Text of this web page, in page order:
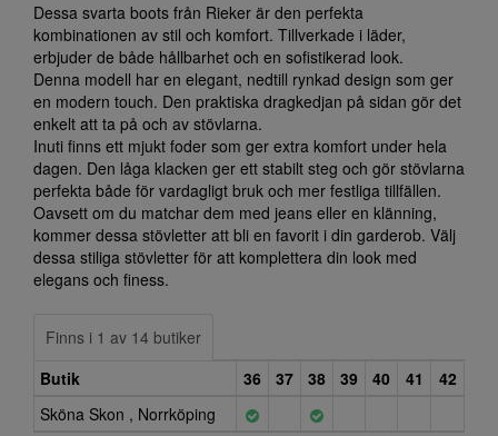
Dessa svarta boots från Rieker är den perfekta
kombinationen av stil och komfort. Tillverkade i läder,
erbjuder de både hållbarhet och en sofistikerad look.
Denna modell har en elegant, nedtill rynkad design som ger
en modern touch. Den praktiska dragkedjan på sidan gör det
enkelt att ta på och av stövlarna.
Inuti finns ett mjukt foder som ger extra komfort under hela
dagen. Den låga klacken ger ett stabilt steg och gör stövlarna
perfekta både för vardagligt bruk och mer festliga tillfällen.
Oavsett om du matchar dem med jeans eller en klänning,
kommer dessa stövletter att bli en favorit i din garderob. Välj
dessa stiliga stövletter för att komplettera din look med
elegans och finess.
Finns i 1 av 14 butiker
Butik
36 37 38 39 40 41
42
Sköna Skon , Norrköping